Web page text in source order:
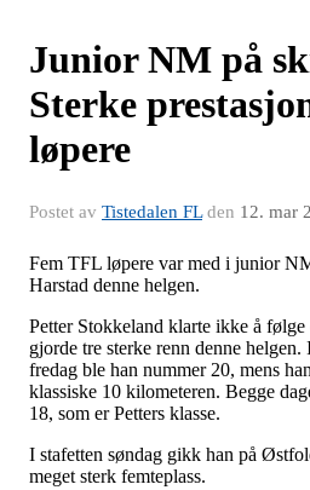
Junior NM på
Sterke
løpere
Postet av Tistedalen FLden 12. mar
Fem TFL løpere var med i junior
Harstad denne helgen.
Petter Stokkeland klarte ikke å
gjorde tre sterke renn denne
fredag ble han nummer 20, mens
klassiske 10 kilometeren. Begge
18, som er Petters klasse.
I stafetten søndag gikk han på
meget sterk femteplass.